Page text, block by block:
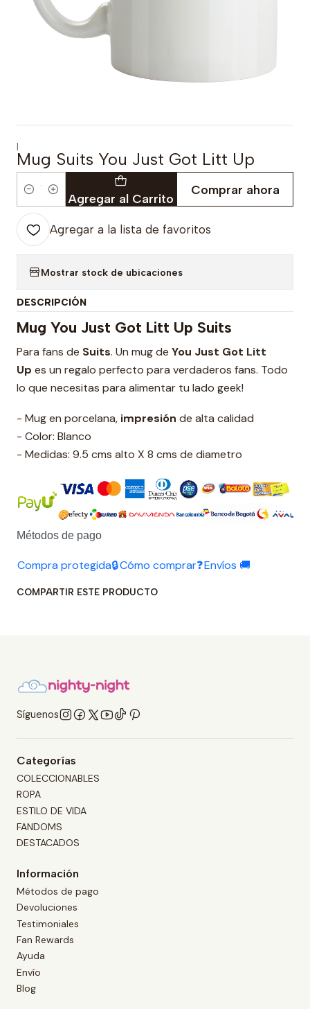
|
Mug Suits You Just Got Litt Up
Cantidad Agregar al Carrito
Comprar ahora
Agregar a la lista de favoritos
Mostrar stock de ubicaciones
DESCRIPCIÓN
Mug You Just Got Litt Up Suits
Para fans de Suits. Un mug de You Just Got Litt
Up es un regalo perfecto para verdaderos fans. Todo
lo que necesitas para alimentar tu lado geek!
- Mug en porcelana, impresión de alta calidad
- Color: Blanco
- Medidas: 9.5 cms alto X 8 cms de diametro
Métodos de pago
Compra protegida🔒Cómo comprar❓Envíos 🚚
COMPARTIR ESTE PRODUCTO
Síguenos
Categorías
COLECCIONABLES
ROPA
ESTILO DE VIDA
FANDOMS
DESTACADOS
Información
Métodos de pago
Devoluciones
Testimoniales
Fan Rewards
Ayuda
Envío
Blog